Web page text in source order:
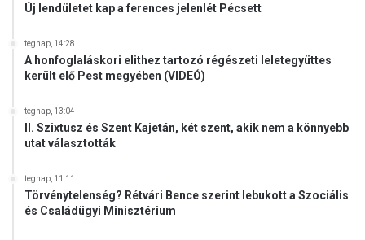
Új lendületet kap a ferences jelenlét Pécsett
tegnap, 14:28
A honfoglaláskori elithez tartozó régészeti leletegyüttes
került elő Pest megyében (VIDEÓ)
tegnap, 13:04
II. Szixtusz és Szent Kajetán, két szent, akik nem a könnyebb
utat választották
tegnap, 11:11
Törvénytelenség? Rétvári Bence szerint lebukott a Szociális
és Családügyi Minisztérium